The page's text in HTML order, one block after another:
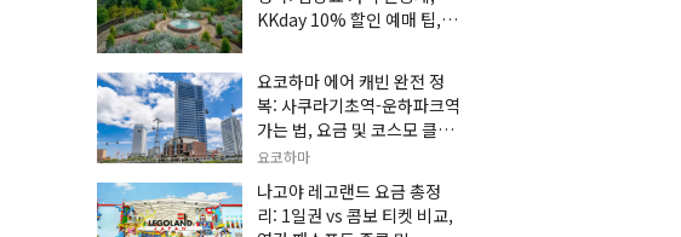
KKday 10% 할인 예매 팁, 쿠
요코하마 에어 캐빈 완전 정
복: 사쿠라기초역-운하파크역
가는 법, 요금 및 코스모 클락
세트권 할인, 추천 관광 코스
총정리
요코하마
나고야 레고랜드 요금 총정
리: 1일권 vs 콤보 티켓 비교,